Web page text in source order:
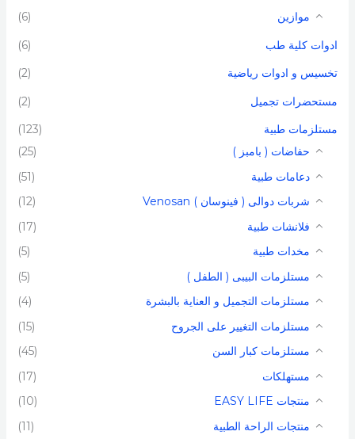
موازين
(6)
ادوات كلية طب​
(6)
تخسيس و ادوات رياضية
(2)
مستحضرات تجميل
(2)
مستلزمات طبية
(123)
حفاضات ( بامبز )
(25)
دعامات طبية
(51)
شربات دوالى ( فينوسان ) Venosan​
(12)
فلانشات طبية
(17)
مخدات طبية​
(5)
مستلزمات البيبى ( الطفل )
(5)
مستلزمات التجميل و العناية بالبشرة​
(4)
مستلزمات التغيير على الجروح
(15)
مستلزمات كبار السن
(45)
مستهلكات
(17)
منتجات EASY LIFE
(10)
منتجات الراحة الطبية
(11)